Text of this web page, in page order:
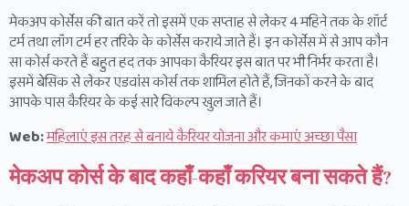
मेकअप कोर्सेस की बात करें तो इसमें एक सप्ताह से लेकर 4 महिने तक के शॉर्ट
टर्म तथा लॉंग टर्म हर तरिके के कोर्सेस कराये जाते हैं। इन कोर्सेस में से आप कौन
सा कोर्स करते हैं बहुत हद तक आपका कैरियर इस बात पर भी निर्भर करता है।
इसमें बेसिक से लेकर एडवांस कोर्स तक शामिल होते हैं, जिनकों करने के बाद
आपके पास कैरियर के कई सारे विकल्प खुल जाते हैं।
Web:महिलाएं इस तरह से बनाये कैरियर योजना और कमाएं अच्छा पैसा
मेकअप कोर्स के बाद कहाँ-कहाँ करियर बना सकते हैं?